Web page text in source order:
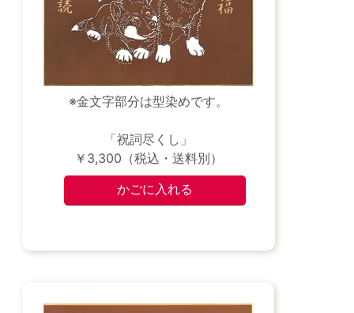
※金文字部分は型染めです。
「祝詞尽くし」
￥3,300（税込・送料別）